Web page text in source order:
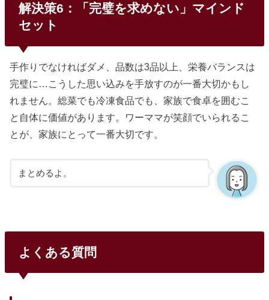
解決策6：「完璧を求めない」マインド
セット
手作りでなければダメ、品数は3品以上、栄養バランスは
完璧に…こうした思い込みを手放すのが一番大切かもし
れません。総菜でも冷凍食品でも、家族で食卓を囲むこ
と自体に価値があります。ワーママが笑顔でいられるこ
とが、家族にとって一番大切です。
まとめるよ。
よくある質問